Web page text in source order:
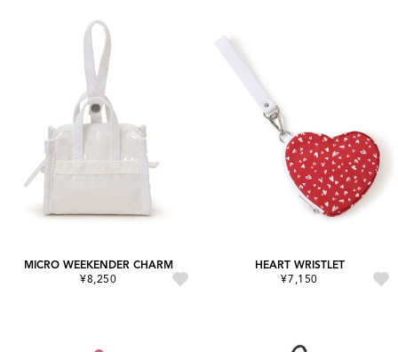
MICRO WEEKENDER CHARM
¥8,250
HEART WRISTLET
¥7,150